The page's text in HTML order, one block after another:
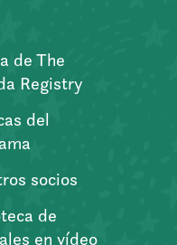
de The
Registry
del
socios
de
en vídeo